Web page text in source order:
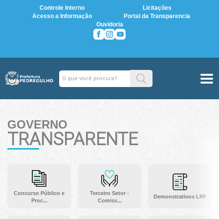
Controle Interno
Licitações
Acesso a Informação
Portal da Transparencia
Ouvidoria
GOVERNO
TRANSPARENTE
Concurso Público e
Proc...
Terceiro Setor -
Comiss...
Demonstrativos LRF